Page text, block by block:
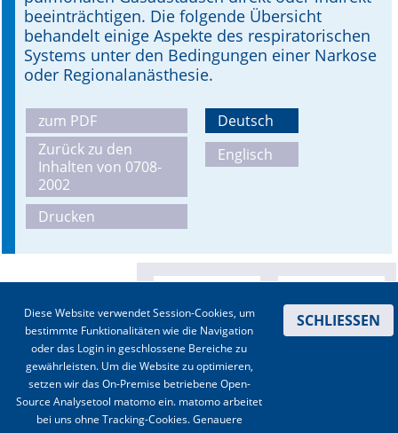
beeinträchtigen. Die folgende Übersicht
behandelt einige Aspekte des respiratorischen
Systems unter den Bedingungen einer Narkose
oder Regionalanästhesie.
zum PDF
Zurück zu den
Inhalten von 0708-
2002
Drucken
Deutsch
Englisch
Diese Website verwendet Session-Cookies, um
bestimmte Funktionalitäten wie die Navigation
oder das Login in geschlossene Bereiche zu
gewährleisten. Um die Website zu optimieren,
setzen wir das On-Premise betriebene Open-
Source Analysetool matomo ein. matomo arbeitet
bei uns ohne Tracking-Cookies. Genauere
SCHLIESSEN